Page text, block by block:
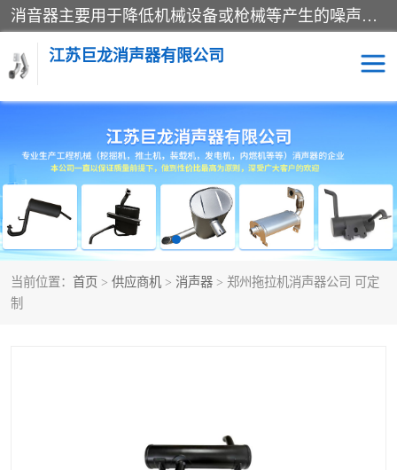
消音器主要用于降低机械设备或枪械等产生的噪声。它通过阻尼或增加排气面积来降低排气速度和功率，从而降低噪声。常见的消音器类型包括阻性消声器、抗性消声器、共振消声器以及阻抗复合式消声器等。这些消音器各有特点，适用于不同频率的噪声消除。
江苏巨龙消声器有限公司
当前位置： 首页 > 供应商机 > 消声器 > 郑州拖拉机消声器公司 可定
制
消声器